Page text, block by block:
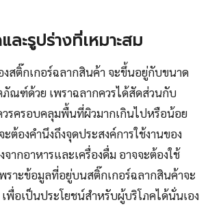
ละรูปร่างที่เหมาะสม
งสติ๊กเกอร์ฉลากสินค้า จะขึ้นอยู่กับขนาด
ภัณฑ์ด้วย เพราฉลากควรได้สัดส่วนกับ
รครอบคลุมพื้นที่ผิวมากเกินไปหรือน้อย
ต้องคำนึงถึงจุดประสงค์การใช้งานของ
ากอาหารและเครื่องดื่ม อาจจะต้องใช้
าะข้อมูลที่อยู่บนสติ๊กเกอร์ฉลากสินค้าจะ
พื่อเป็นประโยชน์สำหรับผู้บริโภคได้นั่นเอง